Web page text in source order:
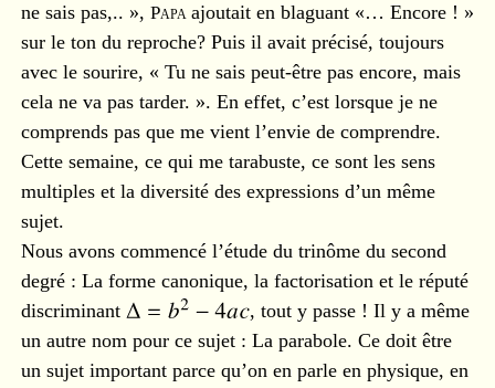
ne sais pas,.. », Papa ajoutait en blaguant «… Encore ! »
sur le ton du reproche? Puis il avait précisé, toujours
avec le sourire, « Tu ne sais peut-être pas encore, mais
cela ne va pas tarder. ». En effet, c’est lorsque je ne
comprends pas que me vient l’envie de comprendre.
Cette semaine, ce qui me tarabuste, ce sont les sens
multiples et la diversité des expressions d’un même
sujet.
Nous avons commencé l’étude du trinôme du second
degré : La forme canonique, la factorisation et le réputé
discriminant
, tout y passe ! Il y a même
un autre nom pour ce sujet : La parabole. Ce doit être
un sujet important parce qu’on en parle en physique, en